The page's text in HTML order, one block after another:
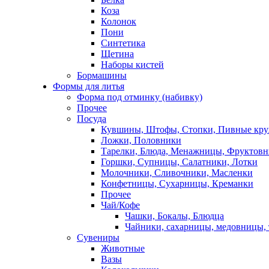
Коза
Колонок
Пони
Синтетика
Щетина
Наборы кистей
Бормашины
Формы для литья
Форма под отминку (набивку)
Прочее
Посуда
Кувшины, Штофы, Стопки, Пивные
Ложки, Половники
Тарелки, Блюда, Менажницы,
Горшки, Супницы, Салатники, Лотки
Молочники, Сливочники, Масленки
Конфетницы, Сухарницы, Креманки
Прочее
Чай/Кофе
Чашки, Бокалы, Блюдца
Чайники, сахарницы, медовницы,
Сувениры
Животные
Вазы